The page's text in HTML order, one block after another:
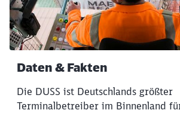
Daten & Fakten
Die DUSS ist Deutschlands größter
Terminalbetreiber im Binnenland